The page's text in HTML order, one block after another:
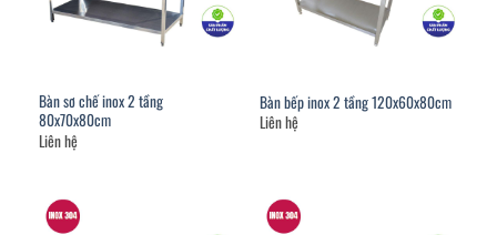
Bàn sơ chế inox 2 tầng
80x70x80cm
Liên hệ
Bàn bếp inox 2 tầng 120x60x80cm
Liên hệ